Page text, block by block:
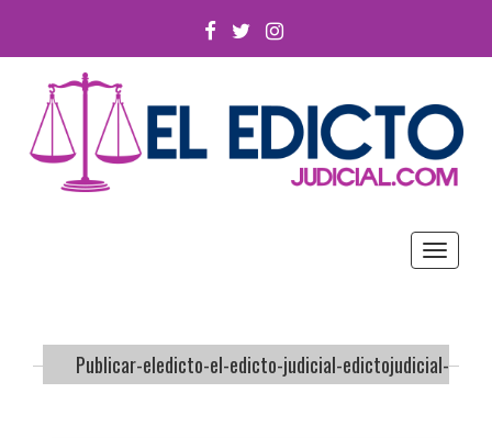
FACEBOOK
TWITTERINSTAGRAM
Toggle
Publicar-eledicto-el-edicto-judicial-edictojudicial-